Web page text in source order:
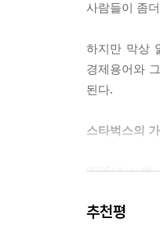
사람들이 좀
하지만 막상
경제용어와
된다.
스타벅스의
2005년 노벨
있을까?
추천평